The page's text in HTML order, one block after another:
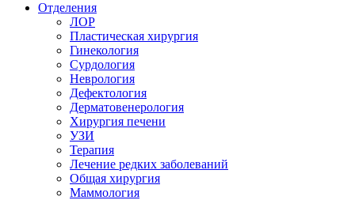
Отделения
ЛОР
Пластическая хирургия
Гинекология
Сурдология
Неврология
Дефектология
Дерматовенерология
Хирургия печени
УЗИ
Терапия
Лечение редких заболеваний
Общая хирургия
Маммология